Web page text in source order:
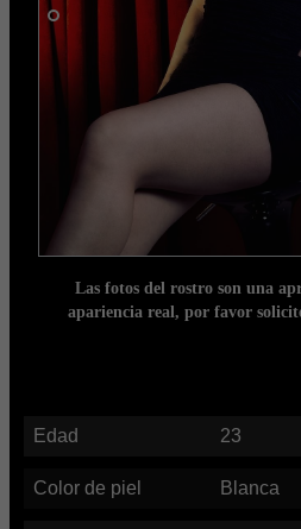
Las fotos del rostro son una
apariencia real, por favor
Edad 23
Color de piel Blanca